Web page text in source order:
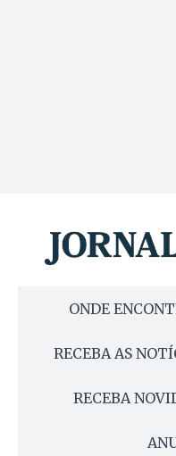
ONDE
RECEBA AS
RECEBA